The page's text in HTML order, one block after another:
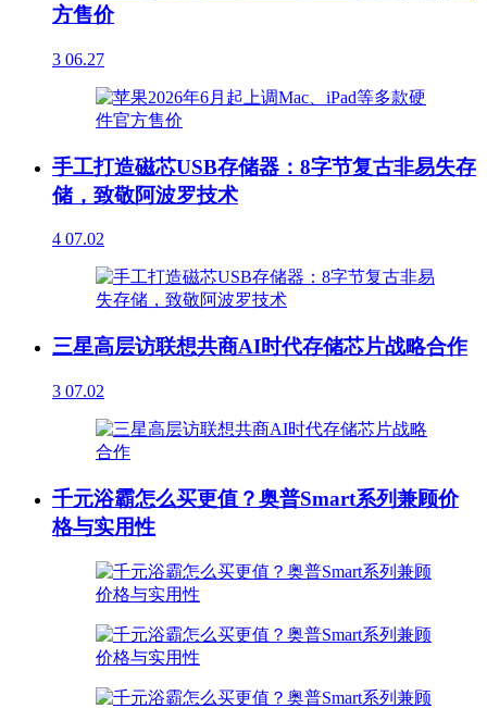
方售价
3 06.27
手工打造磁芯USB存储器：8字节复古非易失存
储，致敬阿波罗技术
4 07.02
三星高层访联想共商AI时代存储芯片战略合作
3 07.02
千元浴霸怎么买更值？奥普Smart系列兼顾价
格与实用性